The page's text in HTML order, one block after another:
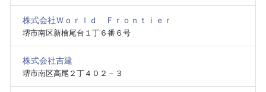
株式会社Ｗｏｒｌｄ Ｆｒｏｎｔｉｅｒ
堺市南区新檜尾台１丁６番６号
株式会社吉建
堺市南区高尾２丁４０２－３